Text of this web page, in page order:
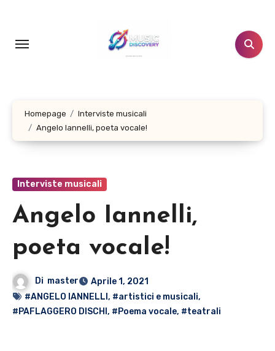
contenuto
Homepage
Interviste musicali
Angelo Iannelli, poeta vocale!
Interviste musicali
Angelo Iannelli,
poeta vocale!
Di master
Aprile 1, 2021
#ANGELO IANNELLI , #artistici e musicali,
#PAFLAGGERO DISCHI , #Poema vocale, #teatrali